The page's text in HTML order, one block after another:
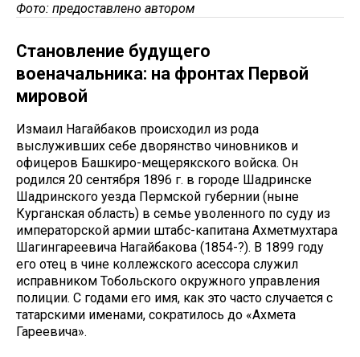
Фото: предоставлено автором
Становление будущего
военачальника: на фронтах Первой
мировой
Измаил Нагайбаков происходил из рода
выслуживших себе дворянство чиновников и
офицеров Башкиро-мещерякского войска. Он
родился 20 сентября 1896 г. в городе Шадринске
Шадринского уезда Пермской губернии (ныне
Курганская область) в семье уволенного по суду из
императорской армии штабс-капитана Ахметмухтара
Шагингареевича Нагайбакова (1854-?). В 1899 году
его отец в чине коллежского асессора служил
исправником Тобольского окружного управления
полиции. С годами его имя, как это часто случается с
татарскими именами, сократилось до «Ахмета
Гареевича».